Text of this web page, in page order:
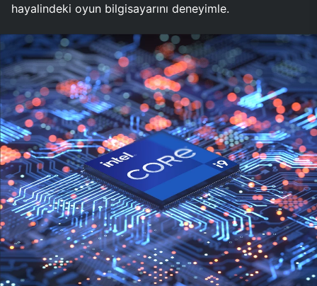
hayalindeki oyun bilgisayarını deneyimle.